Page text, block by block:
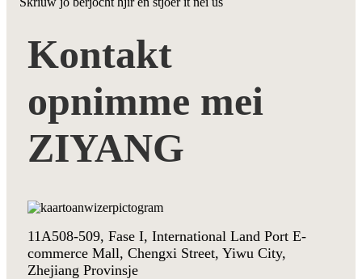
Kontakt
opnimme mei
ZIYANG
11A508-509, Fase I, International Land Port E-
commerce Mall, Chengxi Street, Yiwu City,
Zhejiang Provinsje